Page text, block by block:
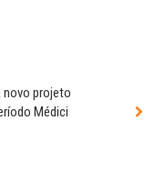
novo projeto
Médici